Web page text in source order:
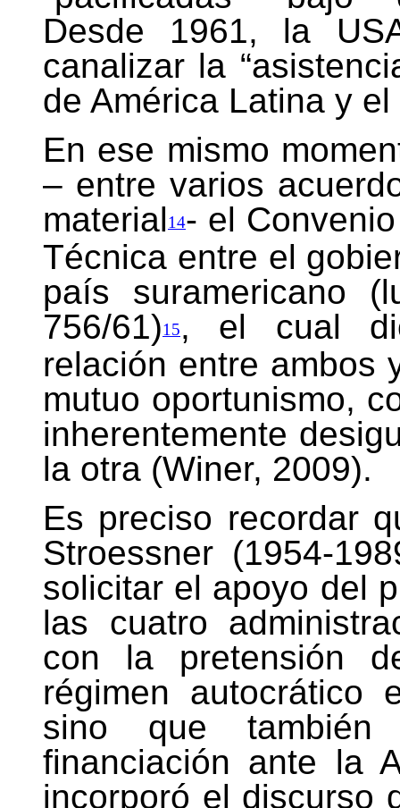
Desde 1961, la
canalizar la
de América Latina y
En ese mismo
– entre varios
material14- el
Técnica entre el
país suramericano
756/61)15, el cual
relación entre ambos
mutuo oportunismo,
inherentemente
la otra (Winer, 2009).
Es preciso recordar
Stroessner (1954-
solicitar el apoyo del
las cuatro
con la pretensión
régimen autocrático
sino que
financiación ante la
incorporó el discurso